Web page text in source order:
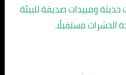
ومبيدات صديقة للبيئة.
الحشرات مستقبلًا.